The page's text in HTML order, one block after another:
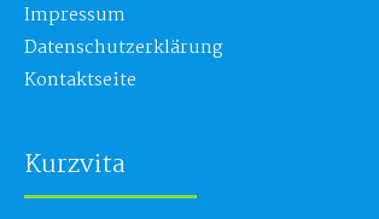
Impressum
Datenschutzerklärung
Kontaktseite
Kurzvita